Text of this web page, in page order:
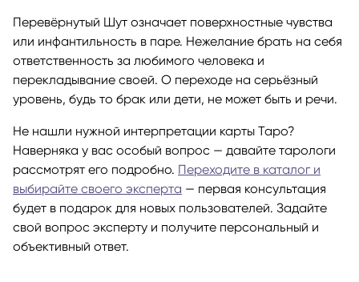
Перевёрнутый Шут означает поверхностные чувства
или инфантильность в паре. Нежелание брать на себя
ответственность за любимого человека и
перекладывание своей. О переходе на серьёзный
уровень, будь то брак или дети, не может быть и речи.
Не нашли нужной интерпретации карты Таро?
Наверняка у вас особый вопрос — давайте тарологи
рассмотрят его подробно. Переходите в каталог и
выбирайте своего эксперта — первая консультация
будет в подарок для новых пользователей. Задайте
свой вопрос эксперту и получите персональный и
объективный ответ.